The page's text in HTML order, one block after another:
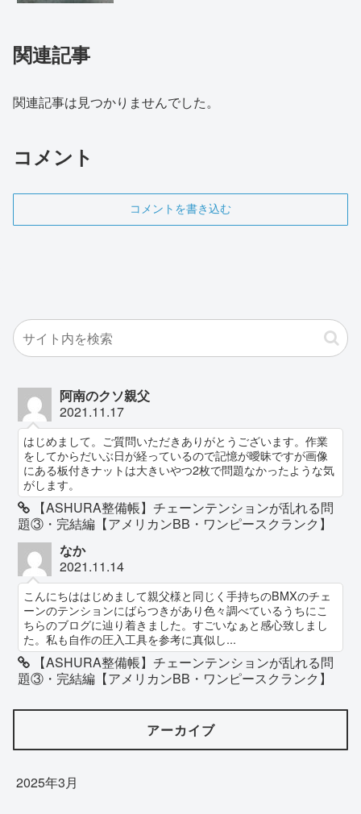
関連記事
関連記事は見つかりませんでした。
コメント
コメントを書き込む
阿南のクソ親父
2021.11.17
はじめまして。ご質問いただきありがとうございます。作業
をしてからだいぶ日が経っているので記憶が曖昧ですが画像
にある板付きナットは大きいやつ2枚で問題なかったような気
がします。
【ASHURA整備帳】チェーンテンションが乱れる問
題③・完結編【アメリカンBB・ワンピースクランク】
なか
2021.11.14
こんにちははじめまして親父様と同じく手持ちのBMXのチェ
ーンのテンションにばらつきがあり色々調べているうちにこ
ちらのブログに辿り着きました。すごいなぁと感心致しまし
た。私も自作の圧入工具を参考に真似し...
【ASHURA整備帳】チェーンテンションが乱れる問
題③・完結編【アメリカンBB・ワンピースクランク】
アーカイブ
2025年3月